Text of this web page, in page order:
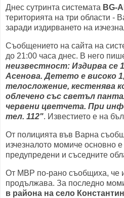
Днес сутринта системата BG-
територията на три области -
заради издирването на
Съобщението на сайта на
до 21:00 часа днес. В него
неизвестност: Издирва се
Асенова. Детето е високо
телосложение, кестенява
облечено със светъл
червени цветчета. При
тел. 112". Известието е на
От полицията във Варна
изчезналото момиче основно
предупредени и съседните
От МВР по-рано съобщиха, че
продължава. За последно
в района на село